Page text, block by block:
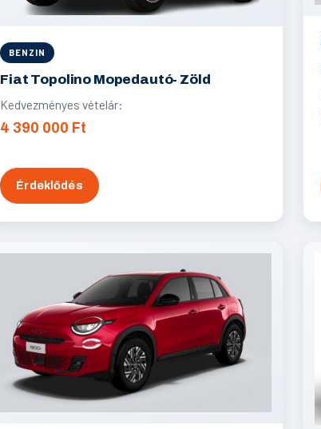
BENZIN
Fiat Topolino Mopedautó- Zöld
Kedvezményes vételár:
4 390 000 Ft
Érdeklődés